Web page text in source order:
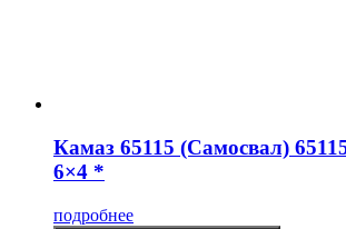
Камаз 65115 (Самосвал)
6×4 *
подробнее